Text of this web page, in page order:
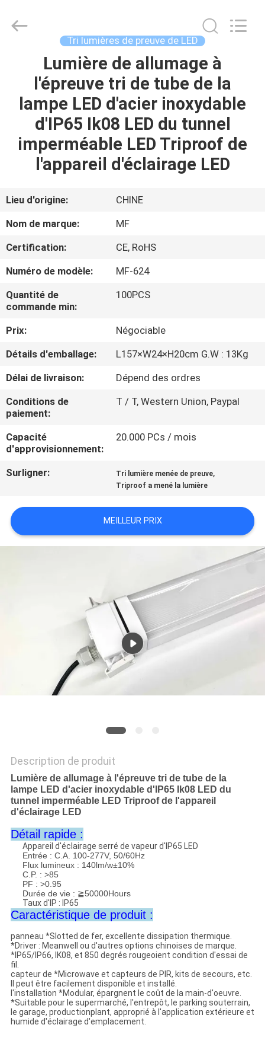
MAISON
PRODUITS
VIDÉOS
PROPOS
DE
VISITE
D'USINE
CONTRÔLE
DE
QUALITÉ
CONTACTEZ-
NOUS
DEMANDEZ
CITATION
PLAN
Ming
Feng
Tri lumières de preuve de LED
Lumière de allumage à
l'épreuve tri de tube de la
lampe LED d'acier inoxydable
d'IP65 Ik08 LED du tunnel
imperméable LED Triproof de
l'appareil d'éclairage LED
Lieu d'origine:
CHINE
Nom de marque:
MF
Certification:
CE, RoHS
Numéro de modèle:
MF-624
Quantité de
commande min:
100PCS
Prix:
Négociable
Détails d'emballage:
L157×W24×H20cm G.W : 13Kg
Délai de livraison:
Dépend des ordres
Conditions de
paiement:
T / T, Western Union, Paypal
Capacité
d'approvisionnement:
20.000 PCs / mois
Surligner: Tri lumière menée de preuve,
Triproof a mené la lumière
MEILLEUR PRIX
Description de produit
Lumière de allumage à l'épreuve tri de tube de la
lampe LED d'acier inoxydable d'IP65 Ik08 LED du
tunnel imperméable LED Triproof de l'appareil
d'éclairage LED
Détail rapide :
Appareil d'éclairage serré de vapeur d'IP65 LED
Entrée : C.A. 100-277V, 50/60Hz
Flux lumineux : 140lm/w±10%
C.P. : >85
PF : >0.95
Durée de vie : ≧50000Hours
Taux d'IP : IP65
Caractéristique de produit :
panneau *Slotted de fer, excellente dissipation thermique.
*Driver : Meanwell ou d'autres options chinoises de marque.
*IP65/IP66, IK08, et 850 degrés rougeoient condition d'essai de
fil.
capteur de *Microwave et capteurs de PIR, kits de secours, etc.
Il peut être facilement disponible et installé.
l'installation *Modular, épargnent le coût de la main-d'oeuvre.
*Suitable pour le supermarché, l'entrepôt, le parking souterrain,
le garage, productionplant, approprié à l'application extérieure et
humide d'éclairage d'emplacement.